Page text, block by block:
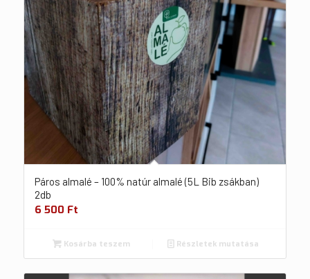
Páros almalé – 100% natúr almalé (5L Bib zsákban)
2db
6 500 Ft
Kosárba teszem Részletek mutatása